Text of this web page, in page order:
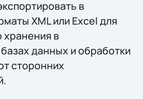
в
XML или Excel для
в
данных и обработки
сторонних